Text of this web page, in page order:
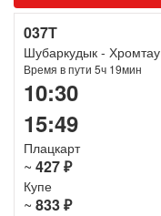
037Т
Шубаркудык - Хромтау
Время в пути 5ч 19мин
10:30
15:49
Плацкарт
~ 427 ₽
Купе
~ 833 ₽